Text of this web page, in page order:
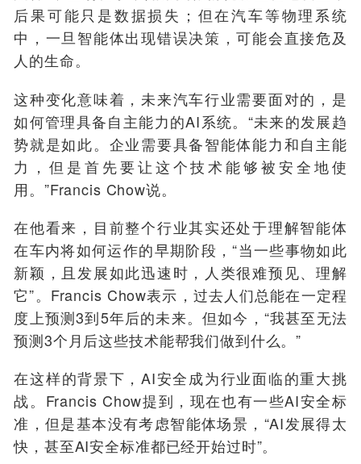
后果可能只是数据损失；但在汽车等物理系统
中，一旦智能体出现错误决策，可能会直接危及
人的生命。
这种变化意味着，未来汽车行业需要面对的，是
如何管理具备自主能力的AI系统。 “未来的发展趋
势就是如此。 企业需要具备智能体能力和自主能
力 ，但是首先要让这个技术能够被安全地使
用。”Francis Chow说。
在他看来，目前整个行业其实还处于理解智能体
在车内将如何运作的早期阶段，“当一些事物如此
新颖，且发展如此迅速时，人类很难预见、理解
它”。Francis Chow表示， 过去人们总能在一定程
度上预测3到5年后的未来。但如今， “我甚至无法
预测3个月后这些技术能帮我们做到什么。”
在这样的背景下，AI安全成为行业面临的重大挑
战。 Francis Chow提到，现在也有一些AI安全标
准，但是基本没有考虑智能体场景， “AI发展得太
快，甚至AI安全标准都已经开始过时”。